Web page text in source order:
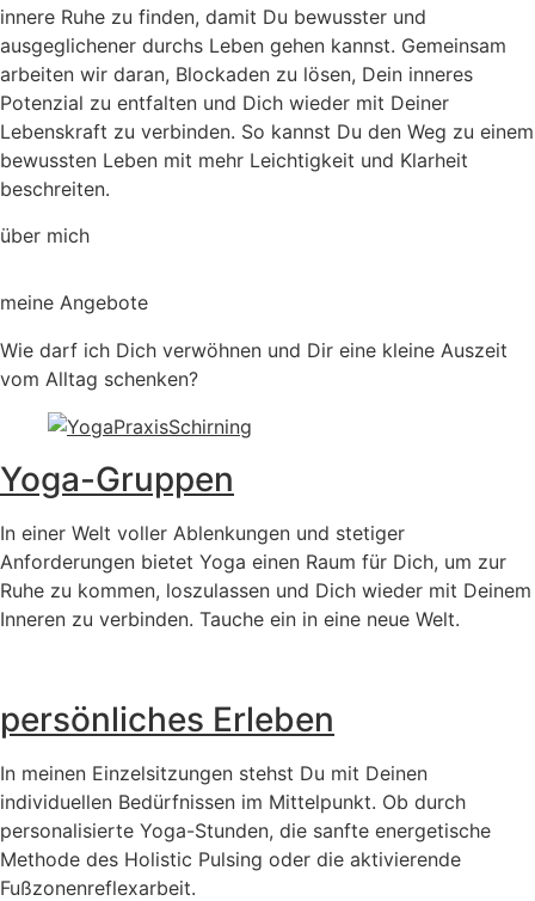
innere Ruhe zu finden, damit Du bewusster und
ausgeglichener durchs Leben gehen kannst. Gemeinsam
arbeiten wir daran, Blockaden zu lösen, Dein inneres
Potenzial zu entfalten und Dich wieder mit Deiner
Lebenskraft zu verbinden. So kannst Du den Weg zu einem
bewussten Leben mit mehr Leichtigkeit und Klarheit
beschreiten.
über mich
meine Angebote
Wie darf ich Dich verwöhnen und Dir eine kleine Auszeit
vom Alltag schenken?
Yoga-Gruppen
In einer Welt voller Ablenkungen und stetiger
Anforderungen bietet Yoga einen Raum für Dich, um zur
Ruhe zu kommen, loszulassen und Dich wieder mit Deinem
Inneren zu verbinden. Tauche ein in eine neue Welt.
persönliches Erleben
In meinen Einzelsitzungen stehst Du mit Deinen
individuellen Bedürfnissen im Mittelpunkt. Ob durch
personalisierte Yoga-Stunden, die sanfte energetische
Methode des Holistic Pulsing oder die aktivierende
Fußzonenreflexarbeit.